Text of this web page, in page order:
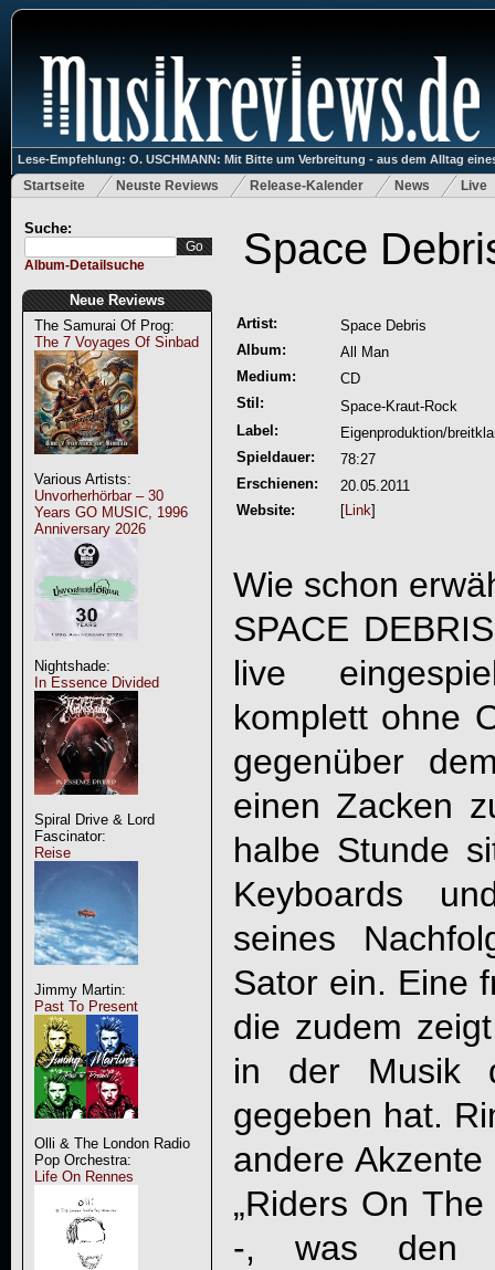
Lese-Empfehlung: O. USCHMANN: Mit Bitte um Verbreitung - aus dem Alltag
Startseite Neuste Reviews Release-Kalender News Live
Suche:
Album-Detailsuche
Neue Reviews
The Samurai Of Prog:
The 7 Voyages Of Sinbad
Various Artists:
Unvorherhörbar – 30
Years GO MUSIC, 1996
Anniversary 2026
Nightshade:
In Essence Divided
Spiral Drive & Lord
Fascinator:
Reise
Jimmy Martin:
Past To Present
Olli & The London Radio
Pop Orchestra:
Life On Rennes
Space
Artist:
Space Debris
Album:
All Man
Medium:
CD
Stil:
Space-Kraut-Rock
Label:
Eigenproduktion/
Spieldauer:
78:27
Erschienen:
20.05.2011
Website:
[Link]
Wie schon
SPACE DEBRIS
live
komplett ohne
gegenüber
einen Zacken
halbe Stunde
Keyboards
seines
Sator ein. Eine
die zudem
in der Musik
gegeben hat.
andere
„Riders On
-, was den